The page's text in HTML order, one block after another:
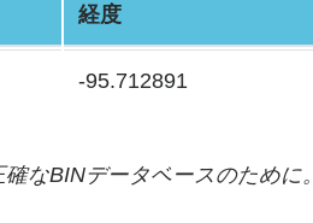
経度
-95.712891
なBINデータベースのために。